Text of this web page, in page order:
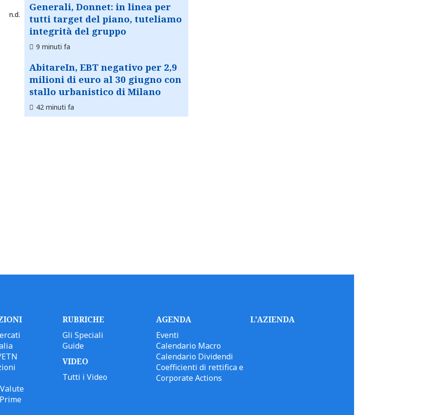
n.d.
Generali, Donnet: in linea per
tutti target del piano, tuteliamo
integrità del gruppo
9 minuti fa
AbitareIn, EBT negativo per 2,9
milioni di euro al 30 giugno con
stallo urbanistico di Milano
42 minuti fa
RUBRICHE
Gli Speciali
Guide
VIDEO
Tutti i Video
AGENDA
Eventi
Calendario Macro
Calendario Dividendi
Coefficienti di rettifica e
Corporate Actions
L'AZIENDA